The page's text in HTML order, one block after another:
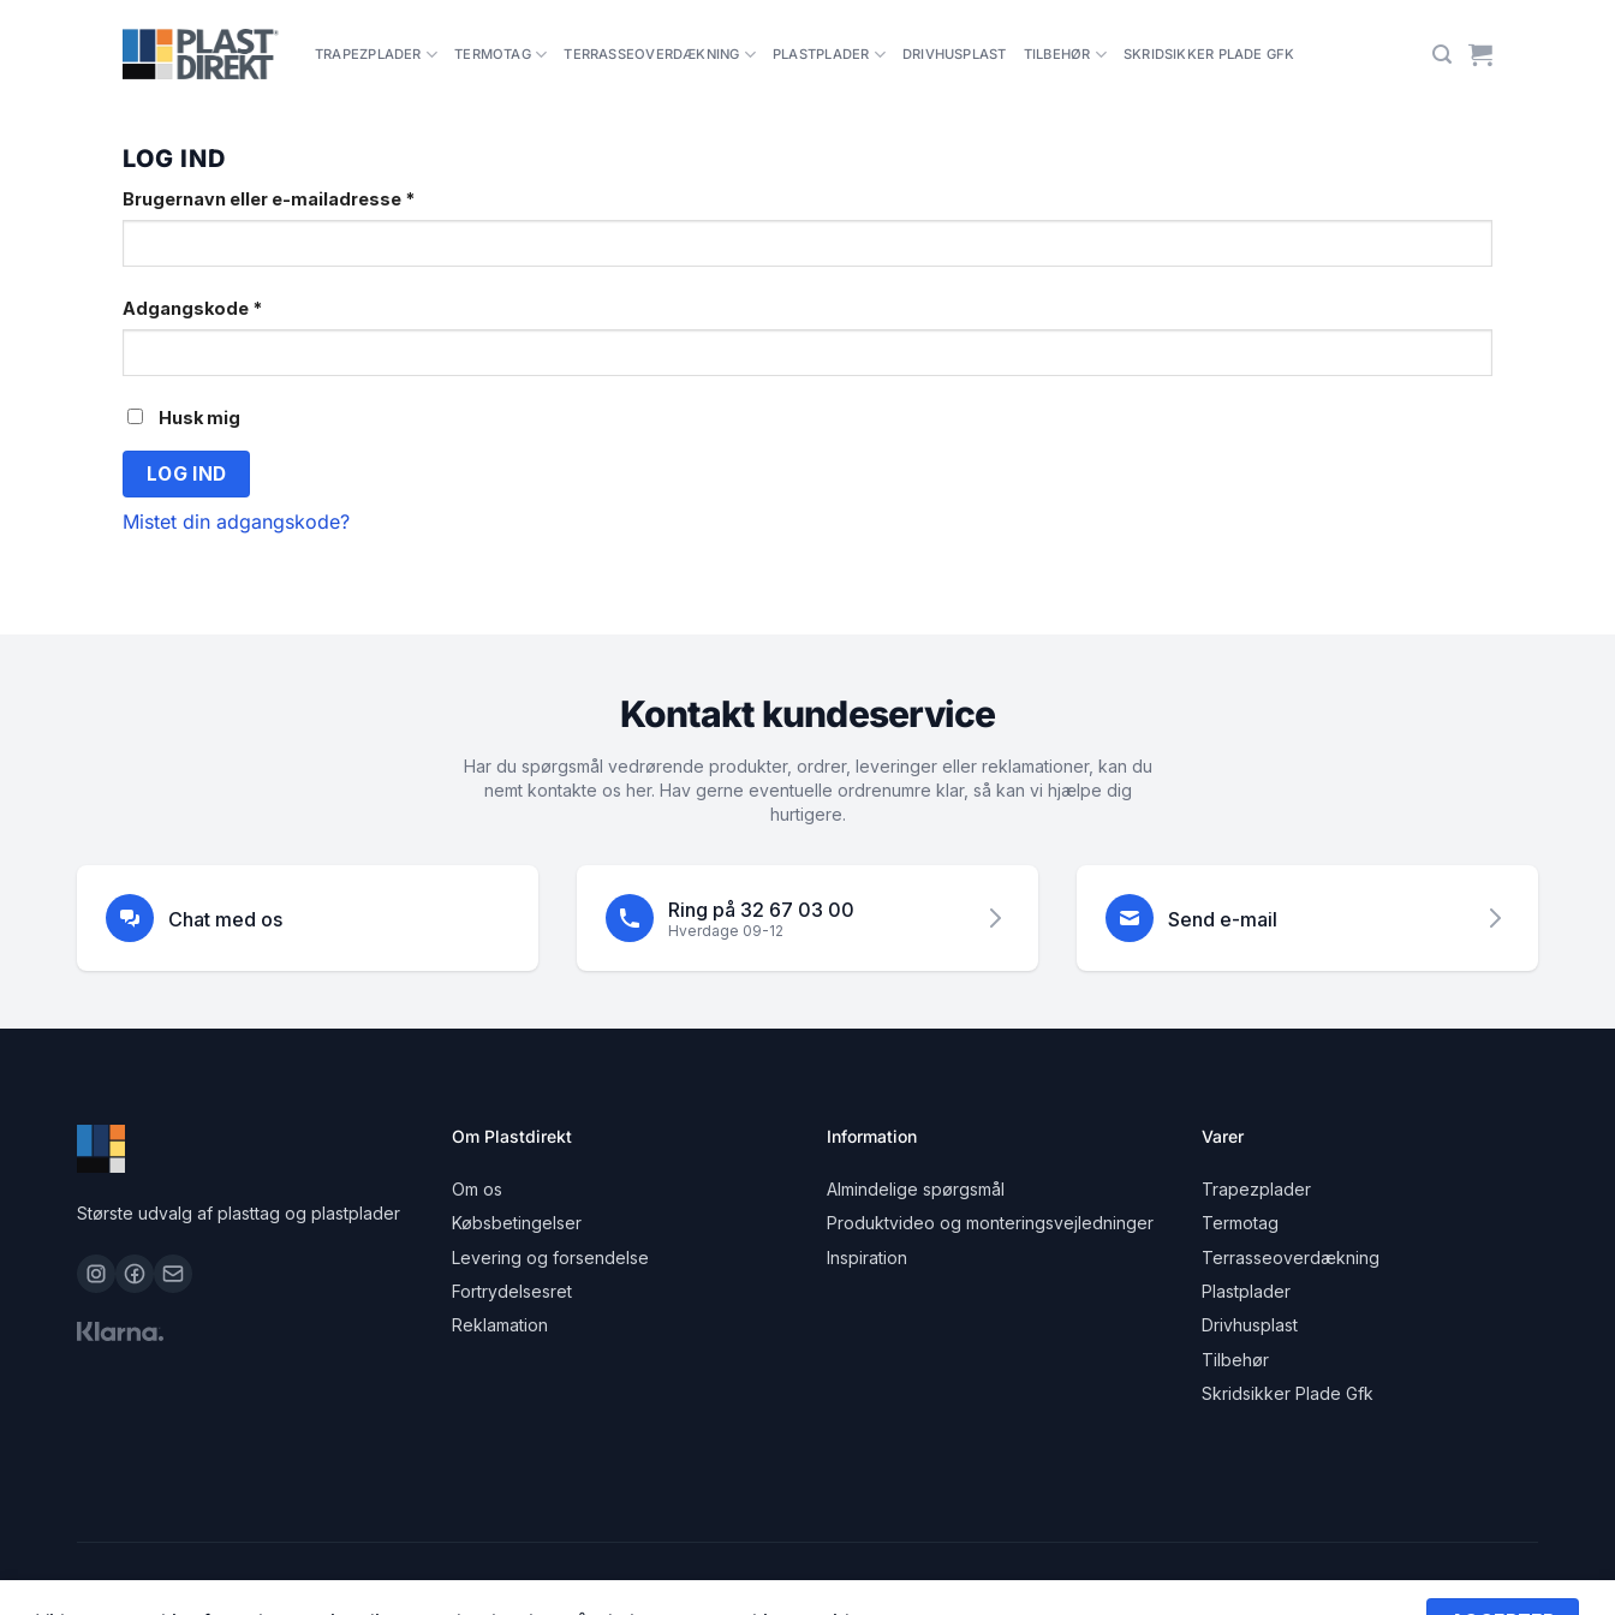
TRAPEZPLADER TERMOTAG TERRASSEOVERDÆKNING PLASTPLADER DRIVHUSPLAST TILBEHØR SKRIDSIKKER PLADE GFK
LOG IND
Brugernavn eller e-mailadresse *
Adgangskode *
Husk mig
LOG IND
Mistet din adgangskode?
Kontakt kundeservice
Har du spørgsmål vedrørende produkter, ordrer, leveringer eller reklamationer, kan du
nemt kontakte os her. Hav gerne eventuelle ordrenumre klar, så kan vi hjælpe dig
hurtigere.
Chat med os Ring på 32 67 03 00
Hverdage 09-12 Send e-mail
Største udvalg af plasttag og plastplader
Om Plastdirekt
Om os
Købsbetingelser
Levering og forsendelse
Fortrydelsesret
Reklamation
Information
Almindelige spørgsmål
Produktvideo og monteringsvejledninger
Inspiration
Varer
Trapezplader
Termotag
Terrasseoverdækning
Plastplader
Drivhusplast
Tilbehør
Skridsikker Plade Gfk
© 2018-2026 Plastdirekt.dk